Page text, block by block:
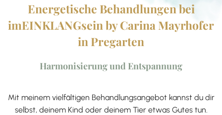
Energetische Behandlungen bei
imEINKLANGsein by Carina Mayrhofer
in Pregarten
Harmonisierung und Entspannung
Mit meinem vielfältigen Behandlungsangebot kannst du dir
selbst, deinem Kind oder deinem Tier etwas Gutes tun.